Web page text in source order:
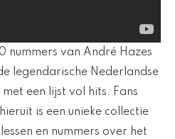
nummers van André Hazes
legendarische Nederlandse
een lijst vol hits. Fans
is een unieke collectie
en nummers over het